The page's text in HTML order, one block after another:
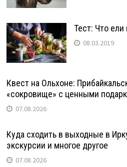
Тест: Что
08.03.2019
Квест на Ольхоне:
«сокровище» с ценными
07.08.2026
Куда сходить в выходные в
экскурсии и многое другое
07.08.2026